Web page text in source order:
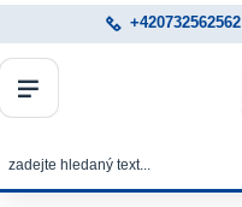
+420732562562